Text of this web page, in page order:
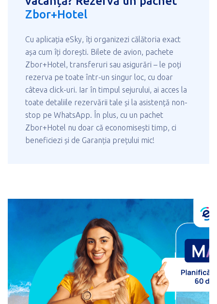
Zbor+Hotel
Cu aplicația eSky, îți organizezi călătoria exact
așa cum îți dorești. Bilete de avion, pachete
Zbor+Hotel, transferuri sau asigurări – le poți
rezerva pe toate într-un singur loc, cu doar
câteva click-uri. Iar în timpul sejurului, ai acces la
toate detaliile rezervării tale și la asistență non-
stop pe WhatsApp. În plus, cu un pachet
Zbor+Hotel nu doar că economisești timp, ci
beneficiezi și de Garanția prețului mic!